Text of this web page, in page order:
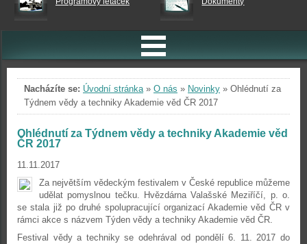
Nacházíte se: Úvodní stránka» O nás » Novinky » Ohlédnutí za
Týdnem vědy a techniky Akademie věd ČR 2017
Ohlédnutí za Týdnem vědy a techniky Akademie věd
ČR 2017
11.11.2017
Za největším vědeckým festivalem v České republice můžeme
udělat pomyslnou tečku. Hvězdárna Valašské Meziříčí, p. o.
se stala již po druhé spolupracující organizací Akademie věd ČR v
rámci akce s názvem Týden vědy a techniky Akademie věd ČR.
Festival vědy a techniky se odehrával od pondělí 6. 11. 2017 do